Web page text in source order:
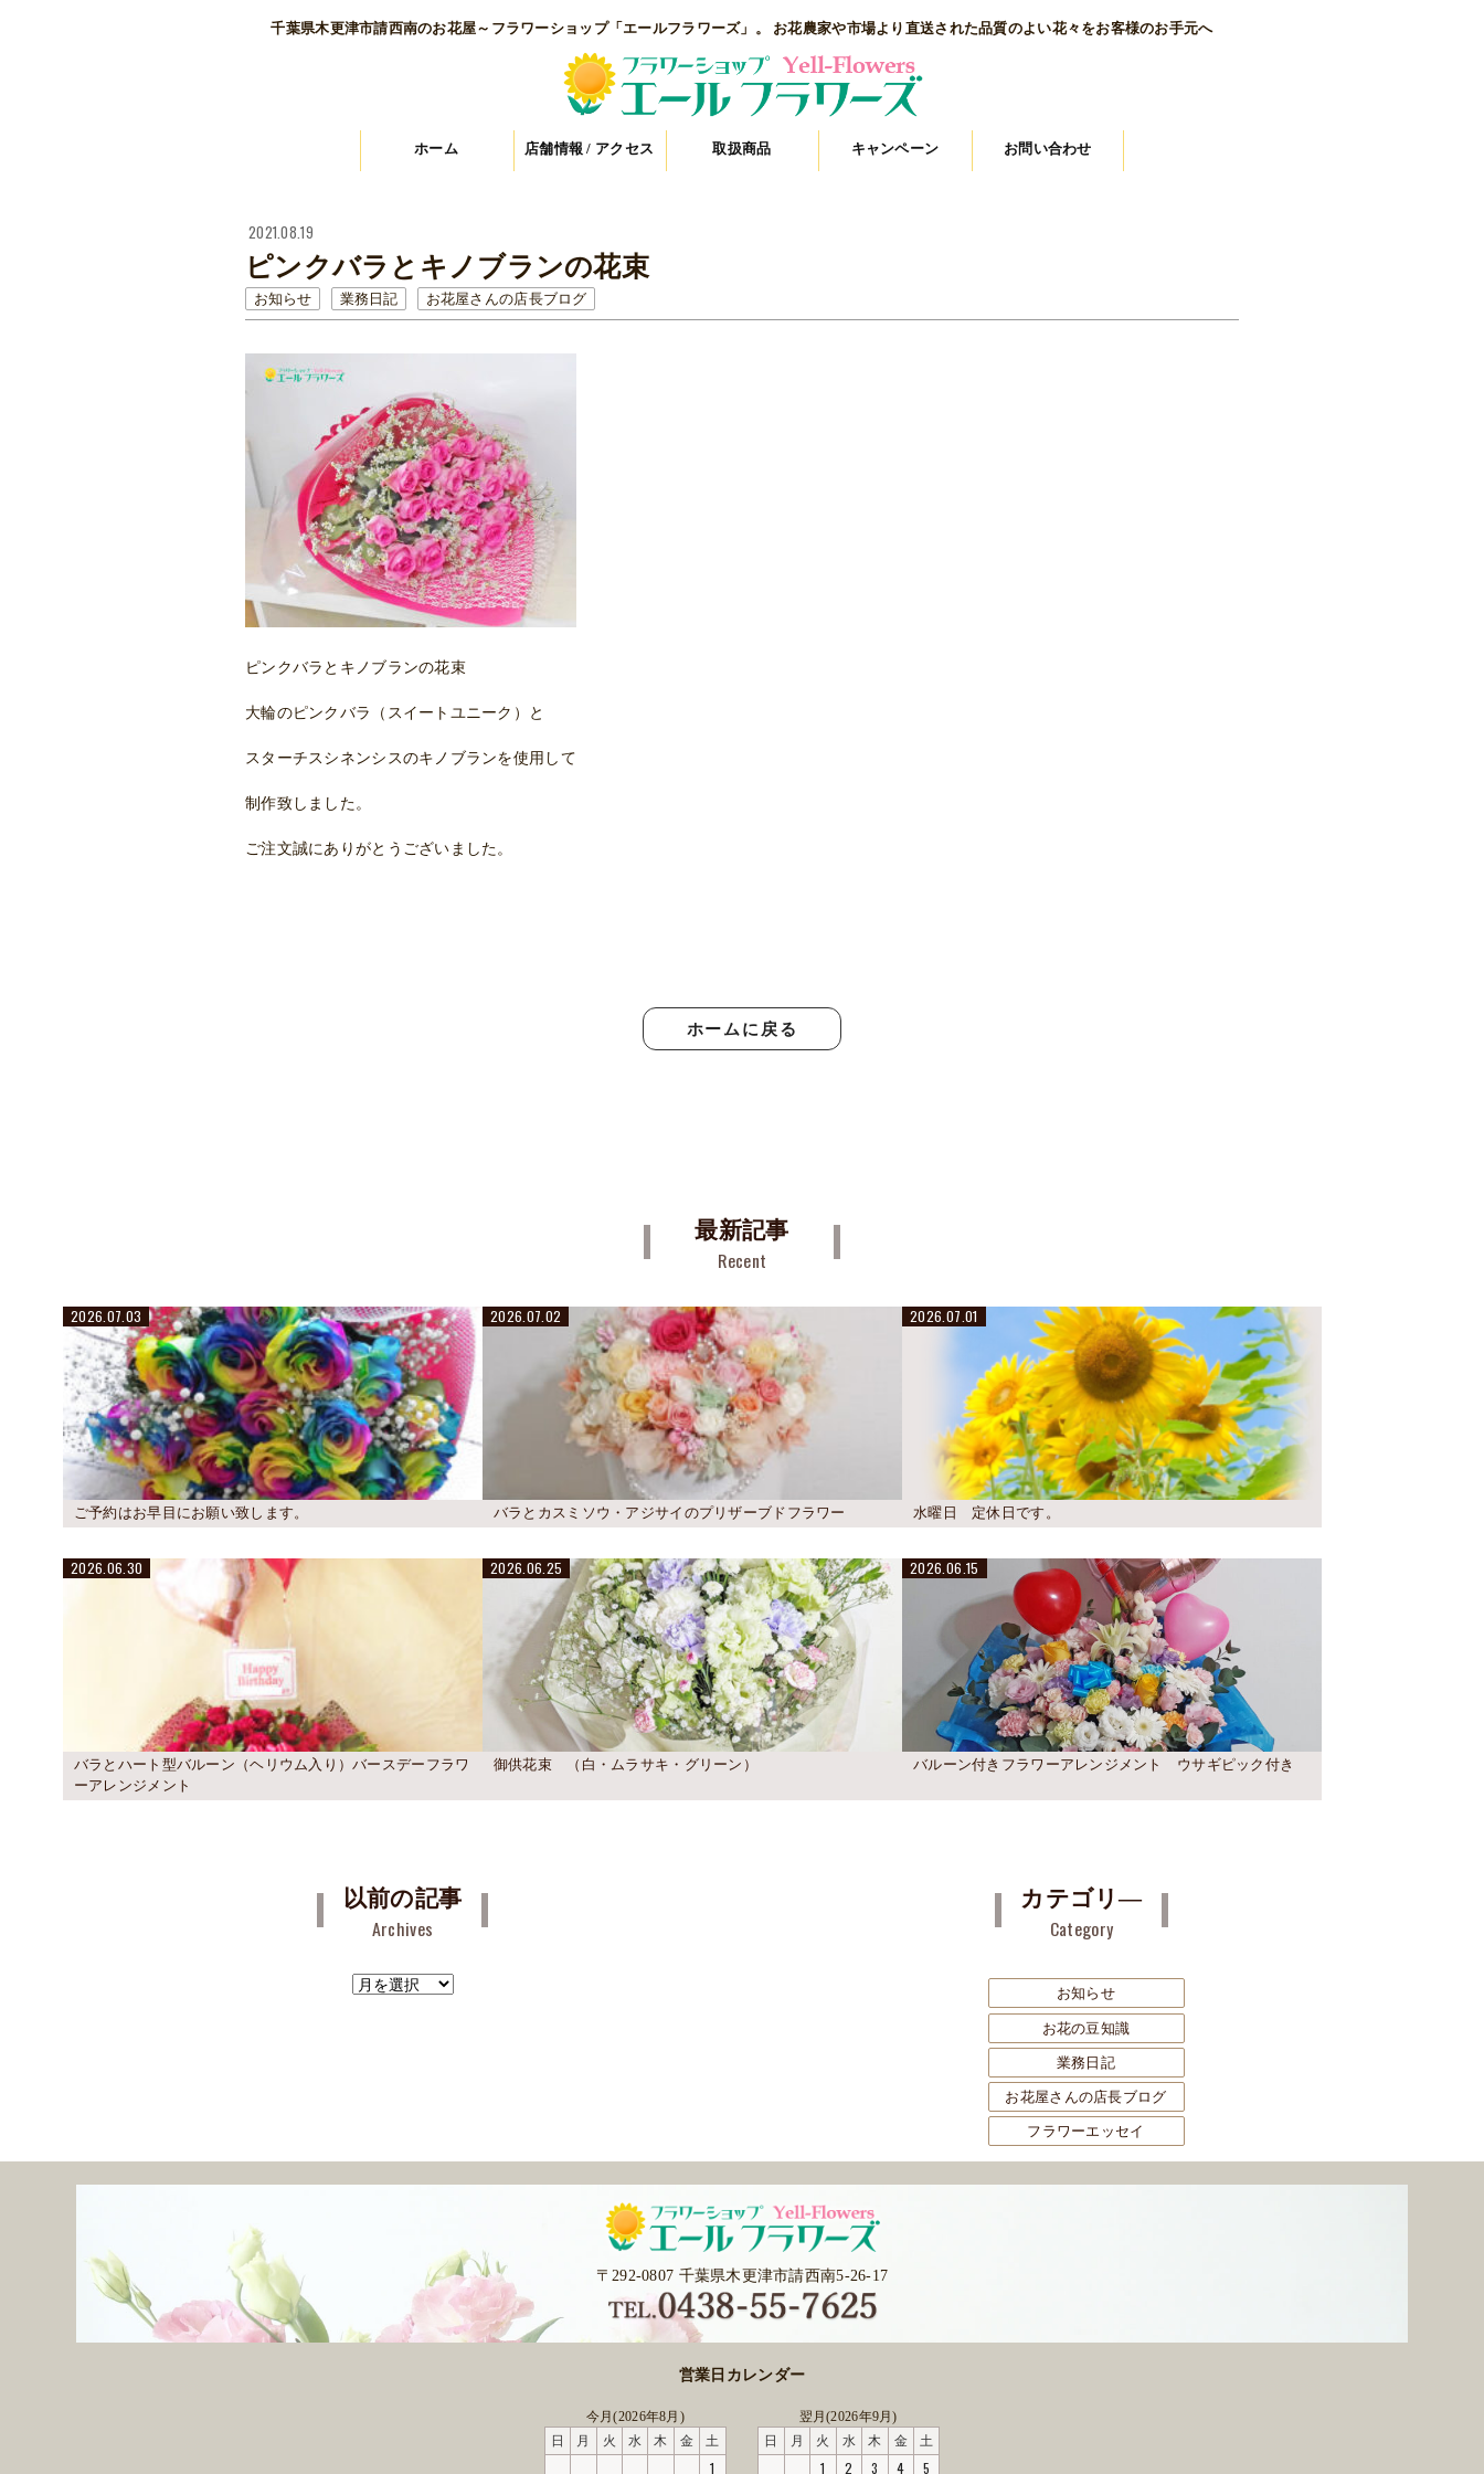
千葉県木更津市請西南のお花屋～フラワーショップ「エールフラワーズ」。 お花農家や市場より直送された品質のよい花々をお客様のお手元へ
ホーム 店舗情報 / アクセス 取扱商品 キャンペーン お問い合わせ
2021.08.19
ピンクバラとキノブランの花束
お知らせ 業務日記 お花屋さんの店長ブログ
ピンクバラとキノブランの花束
大輪のピンクバラ（スイートユニーク）と
スターチスシネンシスのキノブランを使用して
制作致しました。
ご注文誠にありがとうございました。
ホームに戻る
最新記事
Recent
2026.07.03
ご予約はお早目にお願い致します。
2026.07.02
バラとカスミソウ・アジサイのプリザーブドフラワー
2026.07.01
水曜日 定休日です。
2026.06.30
バラとハート型バルーン（ヘリウム入り）バースデーフラワ
ーアレンジメント
2026.06.25
御供花束 （白・ムラサキ・グリーン）
2026.06.15
バルーン付きフラワーアレンジメント ウサギピック付き
以前の記事
Archives
ア
カテゴリ―
Category
お知らせ
お花の豆知識
業務日記
お花屋さんの店長ブログ
フラワーエッセイ
〒292-0807 千葉県木更津市請西南5-26-17
営業日カレンダー
今月(2026年8月)
日
月 火 水 木 金 土
1
翌月(2026年9月)
日
月 火 水 木 金 土
1 2 3 4 5